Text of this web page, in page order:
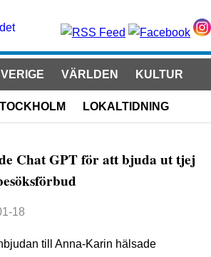
VÄRLDEN KULTUR
LOKALTIDNING
Chat GPT för att bjuda ut tjej
18